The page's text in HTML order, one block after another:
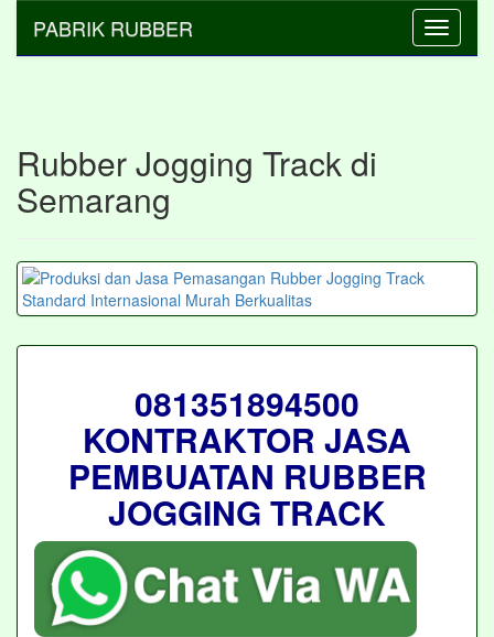
Toggle
PABRIK RUBBER
Rubber Jogging Track di
Semarang
081351894500
KONTRAKTOR JASA
PEMBUATAN RUBBER
JOGGING TRACK